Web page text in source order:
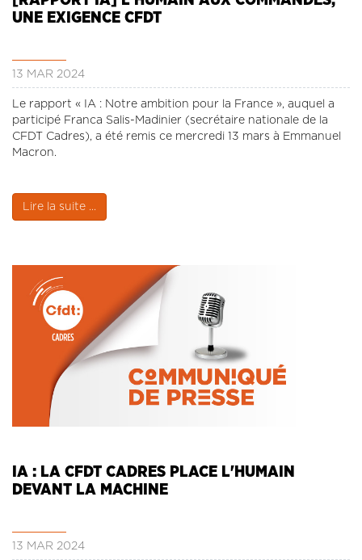
UNE EXIGENCE CFDT
13 MAR 2024
Le rapport « IA : Notre ambition pour la France », auquel a
participé Franca Salis-Madinier (secrétaire nationale de la
CFDT Cadres), a été remis ce mercredi 13 mars à Emmanuel
Macron.
Lire la suite ...
IA : LA CFDT CADRES PLACE L'HUMAIN
DEVANT LA MACHINE
13 MAR 2024